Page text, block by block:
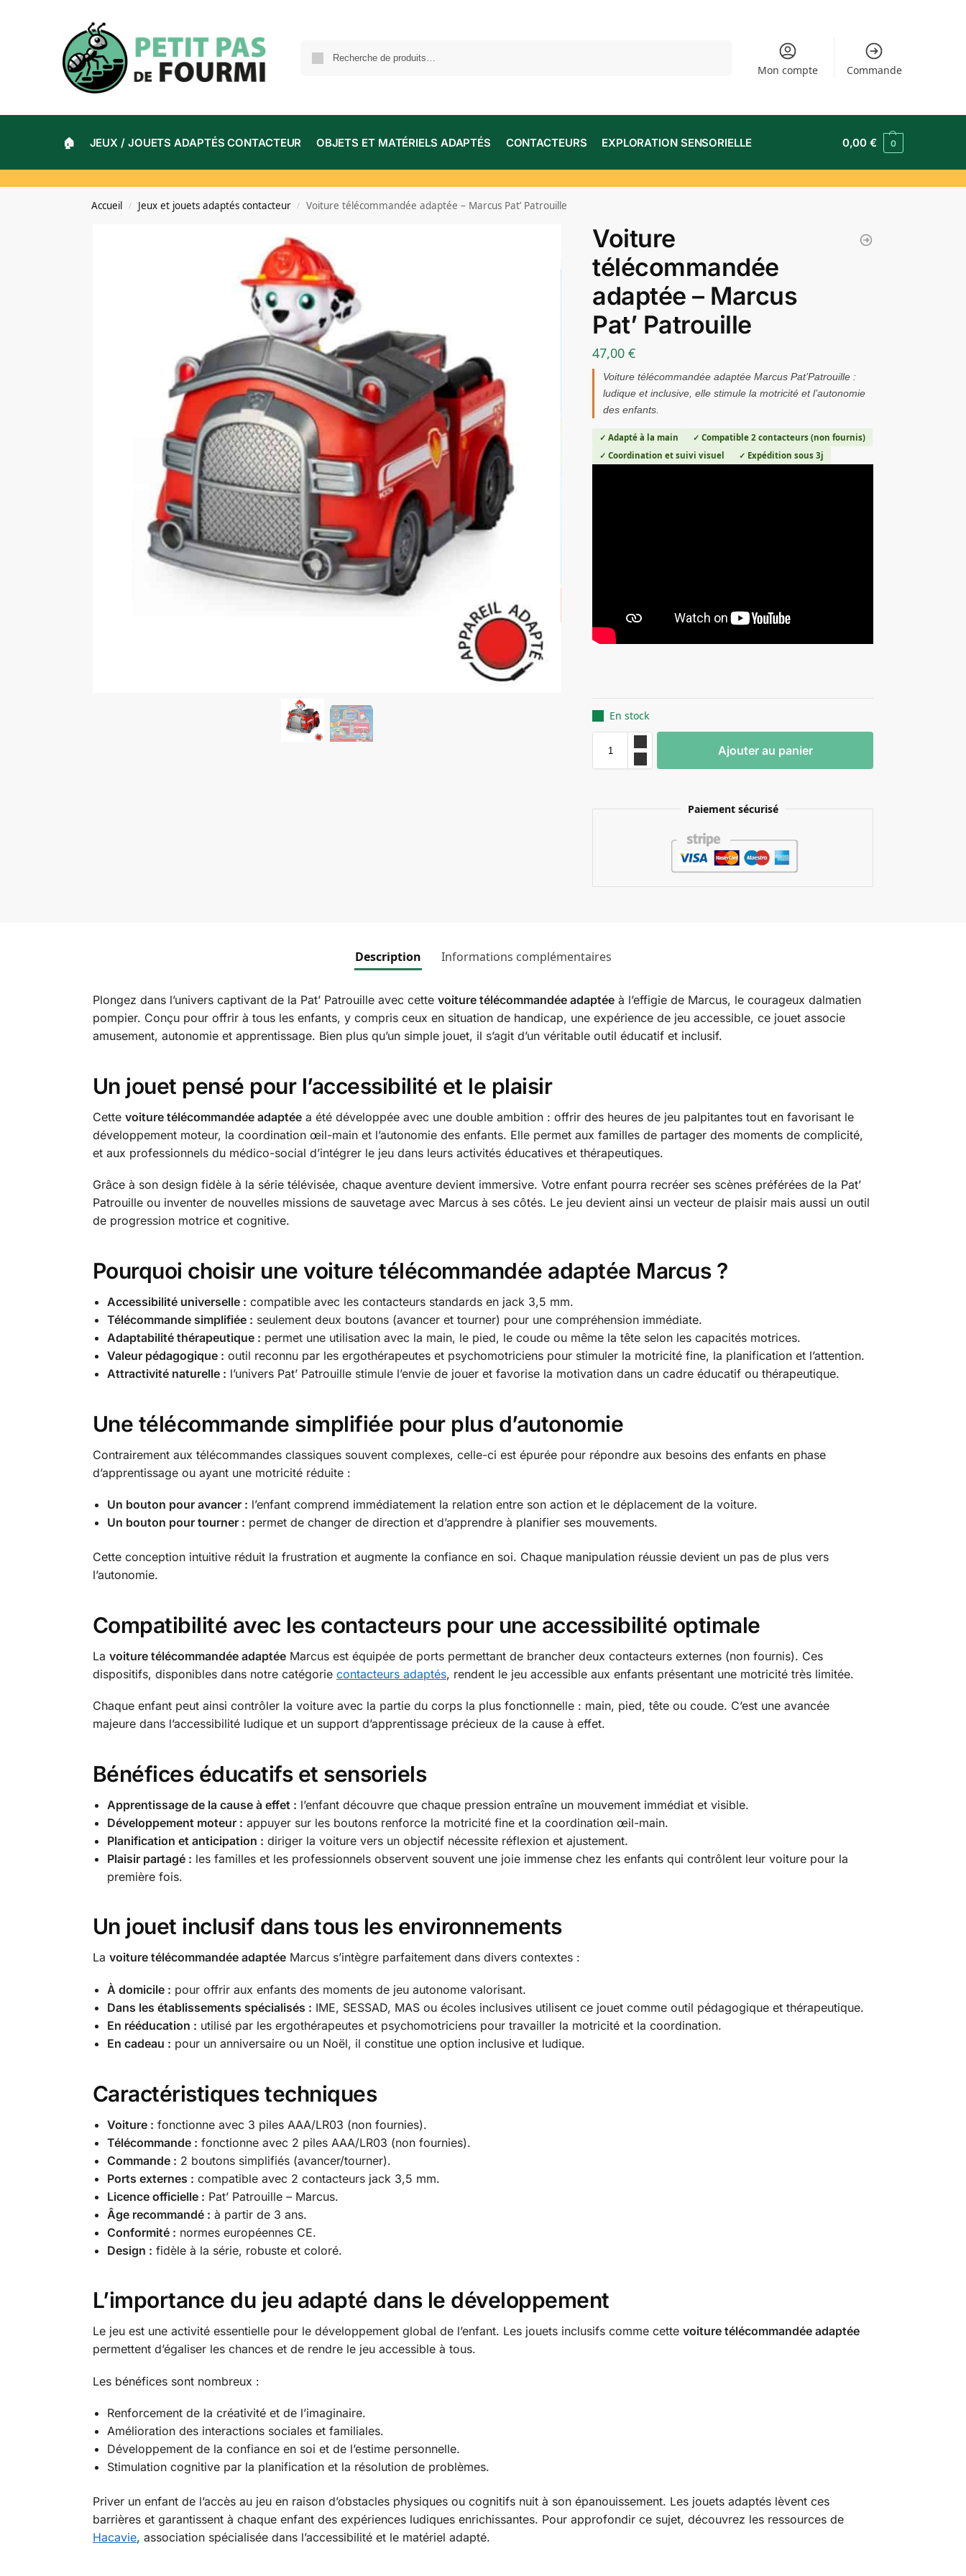
Mon compte Commande
🏠 JEUX / JOUETS ADAPTÉS CONTACTEUR OBJETS ET MATÉRIELS ADAPTÉS CONTACTEURS EXPLORATION SENSORIELLE 0,00€ 0
Accueil / Jeux et jouets adaptés contacteur / Voiture télécommandée adaptée – Marcus Pat’ Patrouille
Voiture
télécommandée
adaptée – Marcus
Pat’ Patrouille
47,00€
Voiture télécommandée adaptée Marcus Pat’Patrouille :
ludique et inclusive, elle stimule la motricité et l’autonomie
des enfants.
✓ Adapté à la main
✓ Compatible 2 contacteurs (non fournis)
✓ Coordination et suivi visuel
✓ Expédition sous 3j
En stock
Ajouter au panier
Paiement sécurisé
Description Informations complémentaires
Plongez dans l’univers captivant de la Pat’ Patrouille avec cette voiture télécommandée adaptéeà l’effigie de Marcus, le courageux dalmatien
pompier. Conçu pour offrir à tous les enfants, y compris ceux en situation de handicap, une expérience de jeu accessible, ce jouet associe
amusement, autonomie et apprentissage. Bien plus qu’un simple jouet, il s’agit d’un véritable outil éducatif et inclusif.
Un jouet pensé pour l’accessibilité et le plaisir
Cette voiture télécommandée adaptéea été développée avec une double ambition : offrir des heures de jeu palpitantes tout en favorisant le
développement moteur, la coordination œil-main et l’autonomie des enfants. Elle permet aux familles de partager des moments de complicité,
et aux professionnels du médico-social d’intégrer le jeu dans leurs activités éducatives et thérapeutiques.
Grâce à son design fidèle à la série télévisée, chaque aventure devient immersive. Votre enfant pourra recréer ses scènes préférées de la Pat’
Patrouille ou inventer de nouvelles missions de sauvetage avec Marcus à ses côtés. Le jeu devient ainsi un vecteur de plaisir mais aussi un outil
de progression motrice et cognitive.
Pourquoi choisir une voiture télécommandée adaptée Marcus ?
Accessibilité universelle : compatible avec les contacteurs standards en jack 3,5 mm.
Télécommande simplifiée : seulement deux boutons (avancer et tourner) pour une compréhension immédiate.
Adaptabilité thérapeutique : permet une utilisation avec la main, le pied, le coude ou même la tête selon les capacités motrices.
Valeur pédagogique : outil reconnu par les ergothérapeutes et psychomotriciens pour stimuler la motricité fine, la planification et l’attention.
Attractivité naturelle : l’univers Pat’ Patrouille stimule l’envie de jouer et favorise la motivation dans un cadre éducatif ou thérapeutique.
Une télécommande simplifiée pour plus d’autonomie
Contrairement aux télécommandes classiques souvent complexes, celle-ci est épurée pour répondre aux besoins des enfants en phase
d’apprentissage ou ayant une motricité réduite :
Un bouton pour avancer : l’enfant comprend immédiatement la relation entre son action et le déplacement de la voiture.
Un bouton pour tourner : permet de changer de direction et d’apprendre à planifier ses mouvements.
Cette conception intuitive réduit la frustration et augmente la confiance en soi. Chaque manipulation réussie devient un pas de plus vers
l’autonomie.
Compatibilité avec les contacteurs pour une accessibilité optimale
La voiture télécommandée adaptéeMarcus est équipée de ports permettant de brancher deux contacteurs externes (non fournis). Ces
dispositifs, disponibles dans notre catégorie contacteurs adaptés, rendent le jeu accessible aux enfants présentant une motricité très limitée.
Chaque enfant peut ainsi contrôler la voiture avec la partie du corps la plus fonctionnelle : main, pied, tête ou coude. C’est une avancée
majeure dans l’accessibilité ludique et un support d’apprentissage précieux de la cause à effet.
Bénéfices éducatifs et sensoriels
Apprentissage de la cause à effet : l’enfant découvre que chaque pression entraîne un mouvement immédiat et visible.
Développement moteur : appuyer sur les boutons renforce la motricité fine et la coordination œil-main.
Planification et anticipation : diriger la voiture vers un objectif nécessite réflexion et ajustement.
Plaisir partagé : les familles et les professionnels observent souvent une joie immense chez les enfants qui contrôlent leur voiture pour la
première fois.
Un jouet inclusif dans tous les environnements
La voiture télécommandée adaptéeMarcus s’intègre parfaitement dans divers contextes :
À domicile : pour offrir aux enfants des moments de jeu autonome valorisant.
Dans les établissements spécialisés : IME, SESSAD, MAS ou écoles inclusives utilisent ce jouet comme outil pédagogique et thérapeutique.
En rééducation : utilisé par les ergothérapeutes et psychomotriciens pour travailler la motricité et la coordination.
En cadeau : pour un anniversaire ou un Noël, il constitue une option inclusive et ludique.
Caractéristiques techniques
Voiture : fonctionne avec 3 piles AAA/LR03 (non fournies).
Télécommande : fonctionne avec 2 piles AAA/LR03 (non fournies).
Commande : 2 boutons simplifiés (avancer/tourner).
Ports externes : compatible avec 2 contacteurs jack 3,5 mm.
Licence officielle : Pat’ Patrouille – Marcus.
Âge recommandé : à partir de 3 ans.
Conformité : normes européennes CE.
Design : fidèle à la série, robuste et coloré.
L’importance du jeu adapté dans le développement
Le jeu est une activité essentielle pour le développement global de l’enfant. Les jouets inclusifs comme cette voiture télécommandée adaptée
permettent d’égaliser les chances et de rendre le jeu accessible à tous.
Les bénéfices sont nombreux :
Renforcement de la créativité et de l’imaginaire.
Amélioration des interactions sociales et familiales.
Développement de la confiance en soi et de l’estime personnelle.
Stimulation cognitive par la planification et la résolution de problèmes.
Priver un enfant de l’accès au jeu en raison d’obstacles physiques ou cognitifs nuit à son épanouissement. Les jouets adaptés lèvent ces
barrières et garantissent à chaque enfant des expériences ludiques enrichissantes. Pour approfondir ce sujet, découvrez les ressources de
Hacavie, association spécialisée dans l’accessibilité et le matériel adapté.